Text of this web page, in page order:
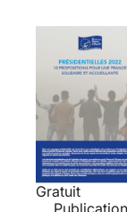
Gratuit